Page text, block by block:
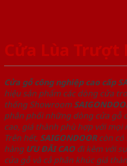
Cửa Lùa Trượt
Cửa gỗ công nghiệp cao cấp
hiệu sản phẩm các dòng cửa
thống Showroom
phân phối những dòng cửa gỗ
cao, giá thành phù hợp với mọi
Trên hết, SAIGONDOORcòn có
hàng ƯU ĐÃI CAOđi kèm với
cửa gỗ và cả phân khúc giá